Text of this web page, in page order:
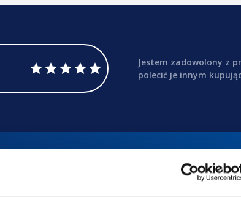
Jestem zadowolony z
polecić je innym